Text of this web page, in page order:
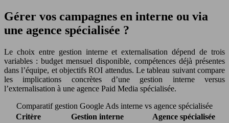
Gérer vos campagnes en interne ou via
une agence spécialisée ?
Le choix entre gestion interne et externalisation dépend de trois
variables : budget mensuel disponible, compétences déjà présentes
dans l’équipe, et objectifs ROI attendus. Le tableau suivant compare
les implications concrètes d’une gestion interne versus
l’externalisation à une agence Paid Media spécialisée.
Comparatif gestion Google Ads interne vs agence spécialisée
Critère
Gestion interne
Agence spécialisée